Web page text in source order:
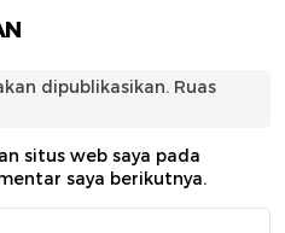
dipublikasikan. Ruas
situs web saya pada
saya berikutnya.